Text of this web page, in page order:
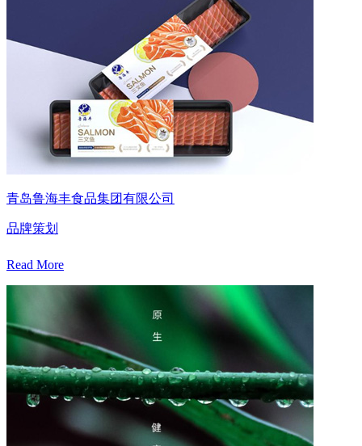
青岛鲁海丰食品集团有限公司
品牌策划
Read More